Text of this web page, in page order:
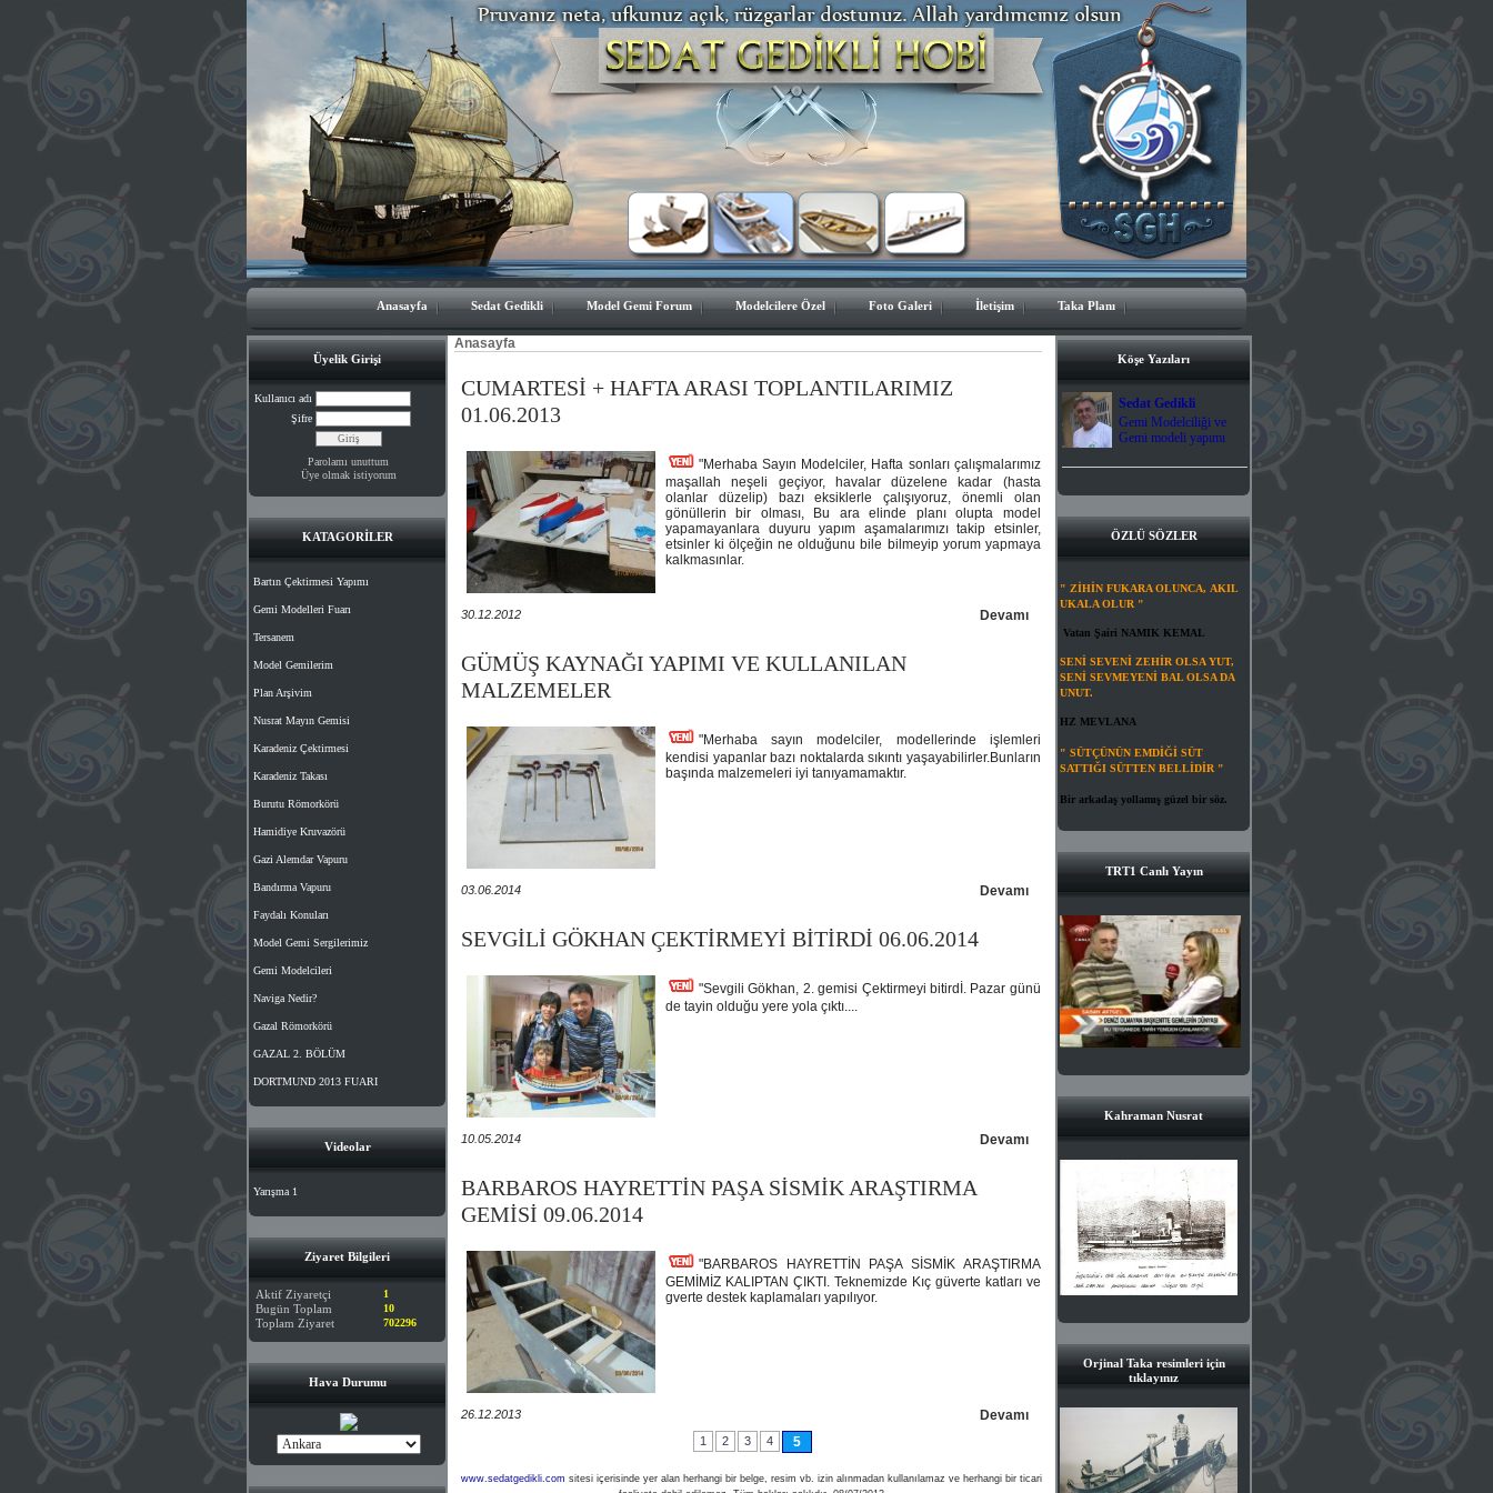
Anasayfa Sedat Gedikli Model Gemi Forum Modelcilere Özel Foto Galeri İletişim Taka Planı
Üyelik Girişi
Kullanıcı adı
Şifre
Parolamı unuttum
Üye olmak istiyorum
KATAGORİLER
Bartın Çektirmesi Yapımı
Gemi Modelleri Fuarı
Tersanem
Model Gemilerim
Plan Arşivim
Nusrat Mayın Gemisi
Karadeniz Çektirmesi
Karadeniz Takası
Burutu Römorkörü
Hamidiye Kruvazörü
Gazi Alemdar Vapuru
Bandırma Vapuru
Faydalı Konuları
Model Gemi Sergilerimiz
Gemi Modelcileri
Naviga Nedir?
Gazal Römorkörü
GAZAL 2. BÖLÜM
DORTMUND 2013 FUARI
Videolar
Yarışma 1
Ziyaret Bilgileri
Aktif Ziyaretçi 1
Bugün Toplam 10
Toplam Ziyaret 702296
Hava Durumu
Anasayfa
CUMARTESİ + HAFTA ARASI TOPLANTILARIMIZ
01.06.2013
"Merhaba Sayın Modelciler, Hafta sonları çalışmalarımız
maşallah neşeli geçiyor, havalar düzelene kadar (hasta
olanlar düzelip) bazı eksiklerle çalışıyoruz, önemli olan
gönüllerin bir olması, Bu ara elinde planı olupta model
yapamayanlara duyuru yapım aşamalarımızı takip etsinler,
etsinler ki ölçeğin ne olduğunu bile bilmeyip yorum yapmaya
kalkmasınlar.
30.12.2012 Devamı
GÜMÜŞ KAYNAĞI YAPIMI VE KULLANILAN
MALZEMELER
"Merhaba sayın modelciler, modellerinde işlemleri
kendisi yapanlar bazı noktalarda sıkıntı yaşayabilirler.Bunların
başında malzemeleri iyi tanıyamamaktır.
03.06.2014 Devamı
SEVGİLİ GÖKHAN ÇEKTİRMEYİ BİTİRDİ 06.06.2014
"Sevgili Gökhan, 2. gemisi Çektirmeyi bitirdİ. Pazar günü
de tayin olduğu yere yola çıktı....
10.05.2014 Devamı
BARBAROS HAYRETTİN PAŞA SİSMİK ARAŞTIRMA
GEMİSİ 09.06.2014
"BARBAROS HAYRETTİN PAŞA SİSMİK ARAŞTIRMA
GEMİMİZ KALIPTAN ÇIKTI. Teknemizde Kıç güverte katları ve
gverte destek kaplamaları yapılıyor.
26.12.2013 Devamı
1 2 3 4 5
www.sedatgedikli.com sitesi içerisinde yer alan herhangi bir belge, resim vb. izin alınmadan kullanılamaz ve herhangi bir ticari
Köşe Yazıları
Sedat Gedikli
Gemi Modelciliği ve
Gemi modeli yapımı
ÖZLÜ SÖZLER
" ZİHİN FUKARA OLUNCA, AKIL
UKALA OLUR "
Vatan Şairi NAMIK KEMAL
SENİ SEVENİ ZEHİR OLSA YUT,
SENİ SEVMEYENİ BAL OLSA DA
UNUT.
HZ MEVLANA
" SÜTÇÜNÜN EMDİĞİ SÜT
SATTIĞI SÜTTEN BELLİDİR "
Bir arkadaş yollamış güzel bir söz.
TRT1 Canlı Yayın
Kahraman Nusrat
Orjinal Taka resimleri için
tıklayınız